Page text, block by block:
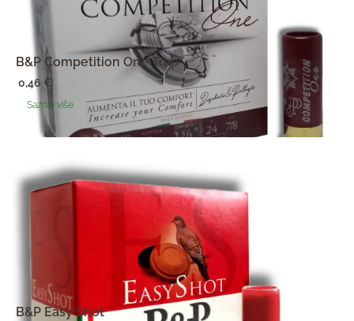
B&P Competition One Trap
0,46€
Saznaj više
B&P Easy Shot